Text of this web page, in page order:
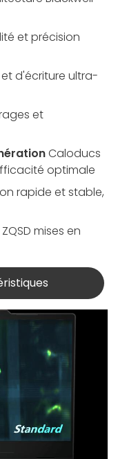
et précision
d'écriture ultra-
et
Caloducs
optimale
rapide et stable,
mises en